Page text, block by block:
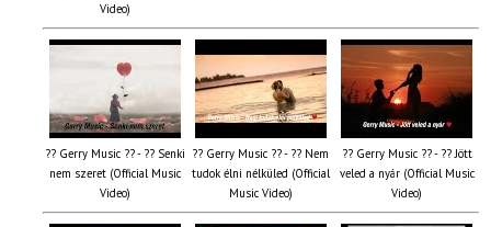
Video)
?? Gerry Music ?? - ?? Senki
nem szeret (Official Music
Video)
?? Gerry Music ?? - ?? Nem
tudok élni nélküled (Official
Music Video)
?? Gerry Music ?? - ?? Jött
veled a nyár (Official Music
Video)